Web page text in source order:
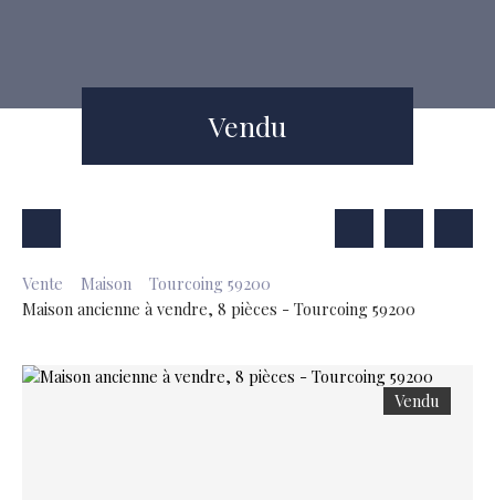
Vendu
Vente Maison
Tourcoing 59200
Maison ancienne à vendre, 8 pièces - Tourcoing 59200
Vendu